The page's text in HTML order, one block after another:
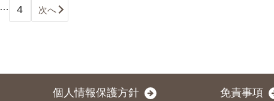
… 4 次へ
個人情報保護方針 免責事項